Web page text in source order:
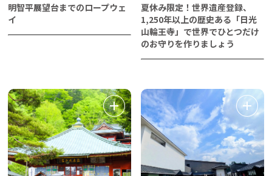
明智平展望台までのロープウェ
イ
夏休み限定！世界遺産登録、
1,250年以上の歴史ある「日光
山輪王寺」で世界でひとつだけ
のお守りを作りましょう